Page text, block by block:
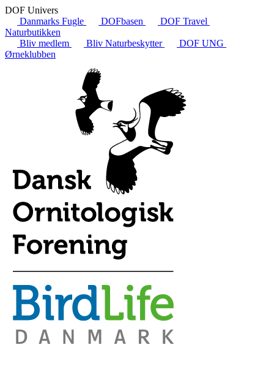
DOF Univers
Danmarks Fugle
DOFbasen
DOF Travel
Naturbutikken
Bliv medlem
Bliv Naturbeskytter
DOF UNG
Ørneklubben